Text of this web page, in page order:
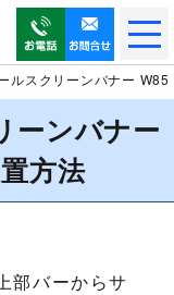
メ
ニ
ュ
ー
を
ルスクリーンバナー
ーンバナー
方法
部バーからサ